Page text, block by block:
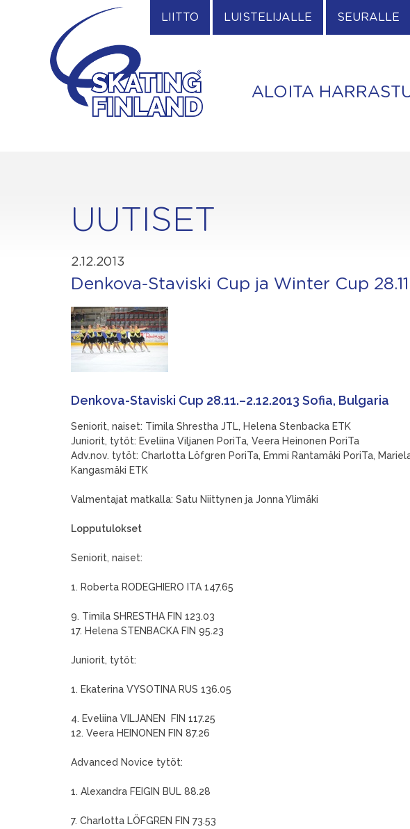
LIITTO LUISTELIJALLE SEURALLE
ALOITA
UUTISET
2.12.2013
Denkova-Staviski Cup ja Winter Cup
Denkova-Staviski Cup 28.11.–2.12.2013 Sofia, Bulgaria
Seniorit, naiset: Timila Shrestha JTL, Helena Stenbacka ETK
Juniorit, tytöt: Eveliina Viljanen PoriTa, Veera Heinonen PoriTa
Adv.nov. tytöt: Charlotta Löfgren PoriTa, Emmi Rantamäki PoriTa,
Kangasmäki ETK
Valmentajat matkalla: Satu Niittynen ja Jonna Ylimäki
Lopputulokset
Seniorit, naiset:
1. Roberta RODEGHIERO ITA 147.65
9. Timila SHRESTHA FIN 123.03
17. Helena STENBACKA FIN 95.23
Juniorit, tytöt:
1. Ekaterina VYSOTINA RUS 136.05
4. Eveliina VILJANEN FIN 117.25
12. Veera HEINONEN FIN 87.26
Advanced Novice tytöt:
1. Alexandra FEIGIN BUL 88.28
7. Charlotta LÖFGREN FIN 73.53